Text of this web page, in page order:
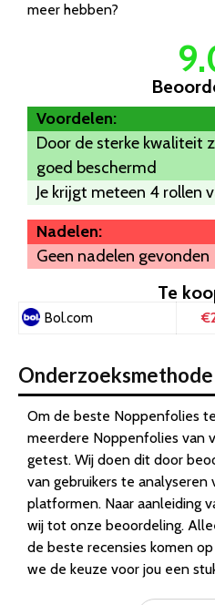
meer hebben?
Voordelen:
Door de sterke kwaliteit
goed beschermd
Je krijgt meteen 4 rollen
Nadelen:
Geen nadelen gevonden
Te
Bol.com
Onderzoeksmethode
Om de beste Noppenfolies
meerdere Noppenfolies van
getest. Wij doen dit door
van gebruikers te analyseren
platformen. Naar aanleiding
wij tot onze beoordeling.
de beste recensies komen
we de keuze voor jou een